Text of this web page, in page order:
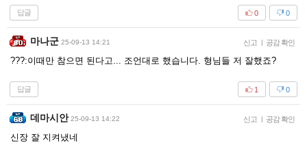
답글 0
0
마나군 25-09-13 14:21 신고 | 공감 확인
???:이때만 참으면 된다고... 조언대로 했습니다. 형님들 저 잘했죠?
답글 0
1
데마시안 25-09-13 14:22 신고 | 공감 확인
신장 잘 지켜냈네